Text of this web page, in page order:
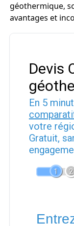
géothermique,
avantages et
Devis
En 5
votre
Gratuit,
1 2